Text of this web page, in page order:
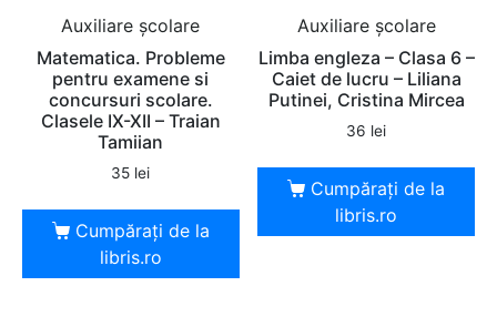
Auxiliare şcolare
Matematica. Probleme
pentru examene si
concursuri scolare.
Clasele IX-XII – Traian
Tamiian
35 lei
Cumpărați de la
libris.ro
Auxiliare şcolare
Limba engleza – Clasa 6 –
Caiet de lucru – Liliana
Putinei, Cristina Mircea
36 lei
Cumpărați de la
libris.ro